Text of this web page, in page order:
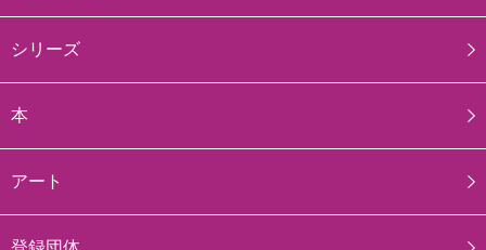
シリーズ
本
アート